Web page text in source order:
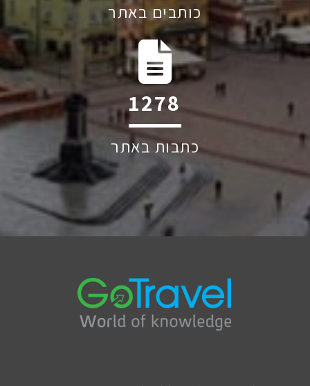
כותבים באתר
1754
כתבות באתר